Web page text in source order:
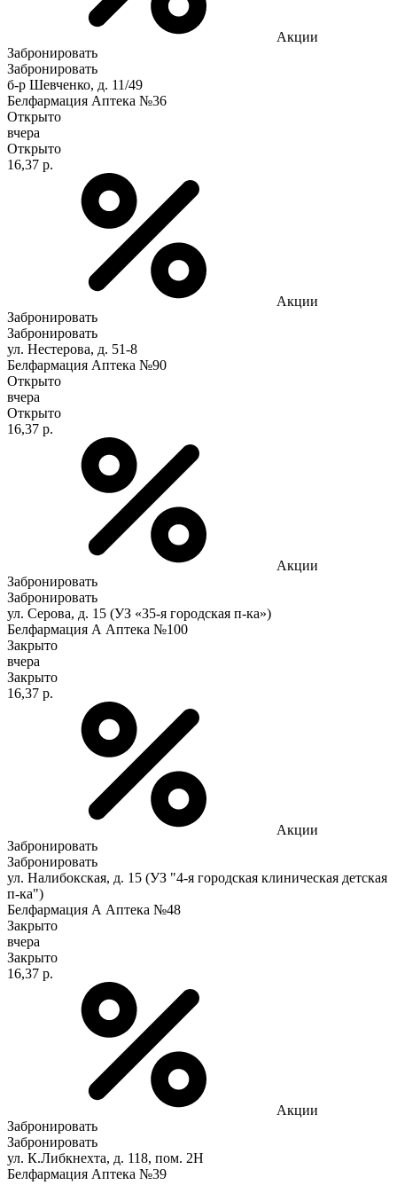
Акции
Забронировать
Забронировать
б-р Шевченко, д. 11/49
Белфармация Аптека №36
Открыто
вчера
Открыто
16,37 р.
Акции
Забронировать
Забронировать
ул. Нестерова, д. 51-8
Белфармация Аптека №90
Открыто
вчера
Открыто
16,37 р.
Акции
Забронировать
Забронировать
ул. Серова, д. 15 (УЗ «35-я городская п-ка»)
Белфармация А Аптека №100
Закрыто
вчера
Закрыто
16,37 р.
Акции
Забронировать
Забронировать
ул. Налибокская, д. 15 (УЗ "4-я городская клиническая детская
п-ка")
Белфармация А Аптека №48
Закрыто
вчера
Закрыто
16,37 р.
Акции
Забронировать
Забронировать
ул. К.Либкнехта, д. 118, пом. 2Н
Белфармация Аптека №39